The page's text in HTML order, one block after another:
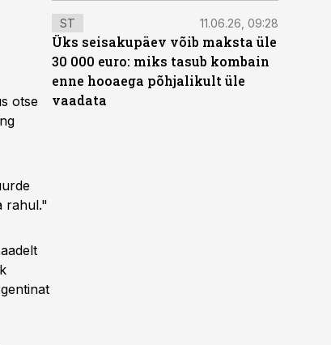
otse
rahul."
ST 11.06.26, 09:28
Üks seisakupäev võib maksta üle
30 000 euro: miks tasub kombain
enne hooaega põhjalikult üle
vaadata